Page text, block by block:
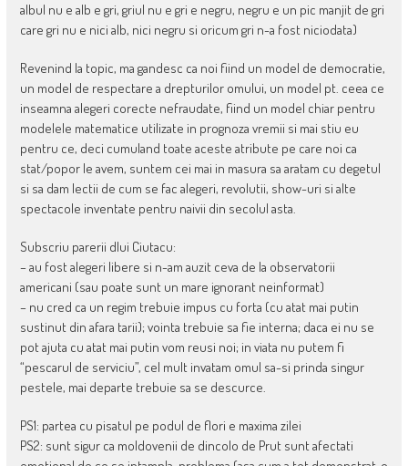
albul nu e alb e gri, griul nu e gri e negru, negru e un pic manjit de gri
care gri nu e nici alb, nici negru si oricum gri n-a fost niciodata)
Revenind la topic, ma gandesc ca noi fiind un model de democratie,
un model de respectare a drepturilor omului, un model pt. ceea ce
inseamna alegeri corecte nefraudate, fiind un model chiar pentru
modelele matematice utilizate in prognoza vremii si mai stiu eu
pentru ce, deci cumuland toate aceste atribute pe care noi ca
stat/popor le avem, suntem cei mai in masura sa aratam cu degetul
si sa dam lectii de cum se fac alegeri, revolutii, show-uri si alte
spectacole inventate pentru naivii din secolul asta.
Subscriu parerii dlui Ciutacu:
– au fost alegeri libere si n-am auzit ceva de la observatorii
americani (sau poate sunt un mare ignorant neinformat)
– nu cred ca un regim trebuie impus cu forta (cu atat mai putin
sustinut din afara tarii); vointa trebuie sa fie interna; daca ei nu se
pot ajuta cu atat mai putin vom reusi noi; in viata nu putem fi
“pescarul de serviciu”, cel mult invatam omul sa-si prinda singur
pestele, mai departe trebuie sa se descurce.
PS1: partea cu pisatul pe podul de flori e maxima zilei
PS2: sunt sigur ca moldovenii de dincolo de Prut sunt afectati